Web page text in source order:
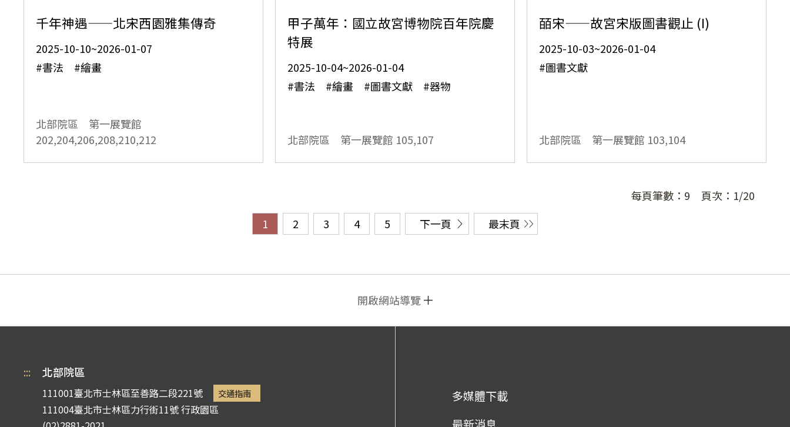
千年神遇——北宋西園雅集傳奇
2025-10-10~2026-01-07
#書法 #繪畫
北部院區 第一展覽館
202,204,206,208,210,212
甲子萬年：國立故宮博物院百年院慶
特展
2025-10-04~2026-01-04
#書法 #繪畫 #圖書文獻 #器物
北部院區 第一展覽館 105,107
皕宋——故宮宋版圖書觀止 (I)
2025-10-03~2026-01-04
#圖書文獻
北部院區 第一展覽館 103,104
每頁筆數： 9 頁次： 1/20
1
2 3 4 5 下一頁 最末頁
開啟網站導覽
::: 北部院區
111001臺北市士林區至善路二段221號 交通指南
111004臺北市士林區力行街11號行政園區
多媒體下載